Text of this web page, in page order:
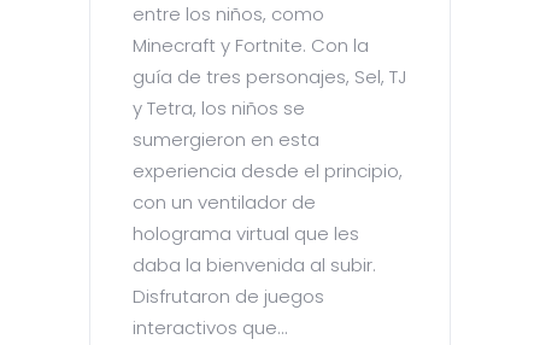
entre los niños, como
Minecraft y Fortnite. Con la
guía de tres personajes, Sel, TJ
y Tetra, los niños se
sumergieron en esta
experiencia desde el principio,
con un ventilador de
holograma virtual que les
daba la bienvenida al subir.
Disfrutaron de juegos
interactivos que...